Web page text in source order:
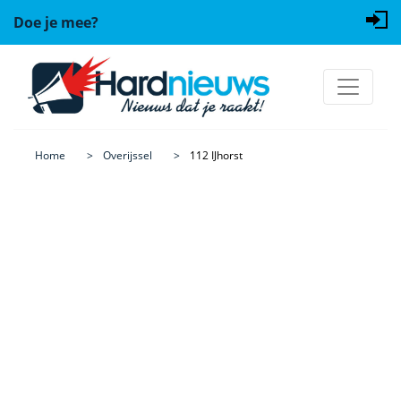
Doe je mee?
Home Overijssel 112 IJhorst